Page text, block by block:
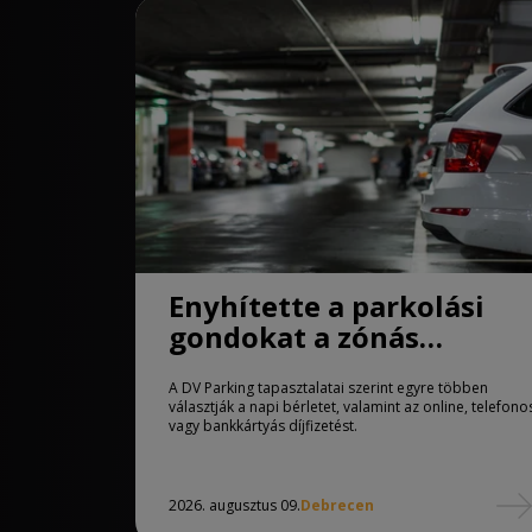
Enyhítette a parkolási
gondokat a zónás
rendszer Debrecenben
A DV Parking tapasztalatai szerint egyre többen
választják a napi bérletet, valamint az online,
vagy bankkártyás díjfizetést.
2026. augusztus 09.Debrecen